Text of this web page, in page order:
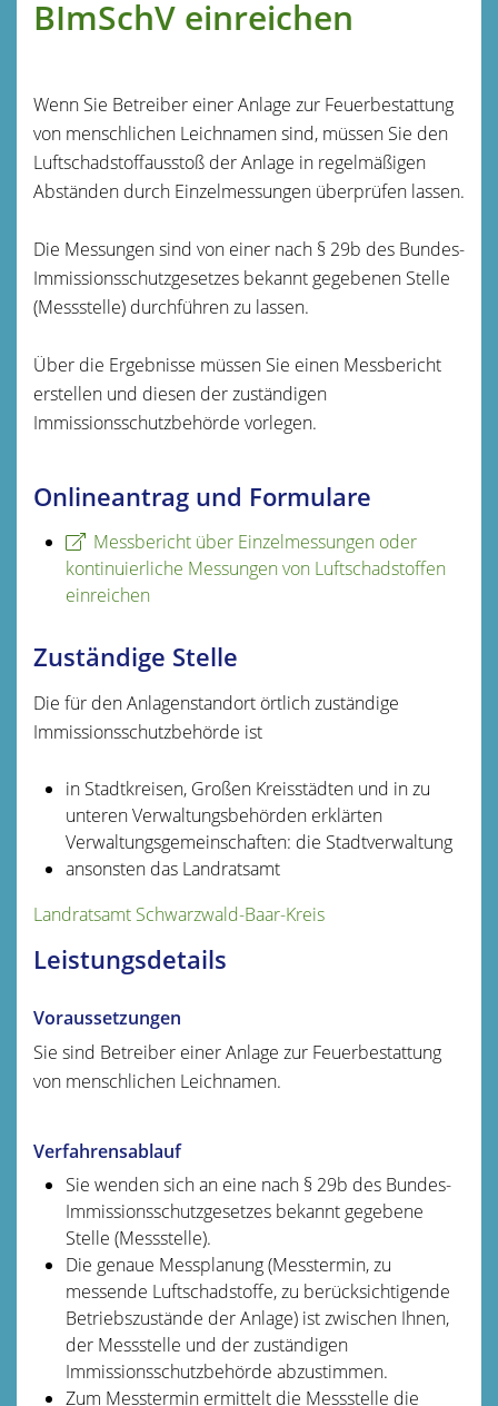
BImSchV einreichen
Wenn Sie Betreiber einer Anlage zur Feuerbestattung
von menschlichen Leichnamen sind, müssen Sie den
Luftschadstoffausstoß der Anlage in regelmäßigen
Abständen durch Einzelmessungen überprüfen lassen.
Die Messungen sind von einer nach § 29b des Bundes-
Immissionsschutzgesetzes bekannt gegebenen Stelle
(Messstelle) durchführen zu lassen.
Über die Ergebnisse müssen Sie einen Messbericht
erstellen und diesen der zuständigen
Immissionsschutzbehörde vorlegen.
Onlineantrag und Formulare
Messbericht über Einzelmessungen oder
kontinuierliche Messungen von Luftschadstoffen
einreichen
Zuständige Stelle
Die für den Anlagenstandort örtlich zuständige
Immissionsschutzbehörde ist
in Stadtkreisen, Großen Kreisstädten und in zu
unteren Verwaltungsbehörden erklärten
Verwaltungsgemeinschaften: die Stadtverwaltung
ansonsten das Landratsamt
Landratsamt Schwarzwald-Baar-Kreis
Leistungsdetails
Voraussetzungen
Sie sind Betreiber einer Anlage zur Feuerbestattung
von menschlichen Leichnamen.
Verfahrensablauf
Sie wenden sich an eine nach § 29b des Bundes-
Immissionsschutzgesetzes bekannt gegebene
Stelle (Messstelle).
Die genaue Messplanung (Messtermin, zu
messende Luftschadstoffe, zu berücksichtigende
Betriebszustände der Anlage) ist zwischen Ihnen,
der Messstelle und der zuständigen
Immissionsschutzbehörde abzustimmen.
Zum Messtermin ermittelt die Messstelle die